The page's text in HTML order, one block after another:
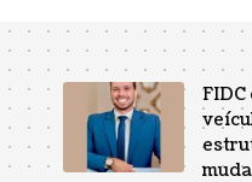
FIDC